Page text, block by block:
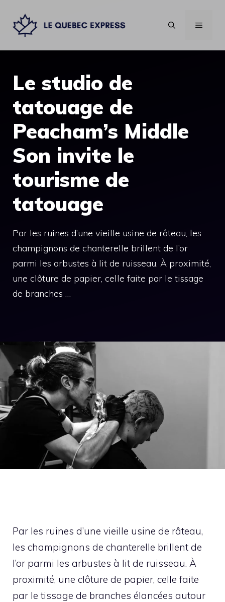
contenu
MENU
Le studio de
tatouage de
Peacham’s Middle
Son invite le
tourisme de
tatouage
Par les ruines d’une vieille usine de râteau, les
champignons de chanterelle brillent de l’or
parmi les arbustes à lit de ruisseau. À proximité,
une clôture de papier, celle faite par le tissage
de branches …
Par les ruines d’une vieille usine de râteau,
les champignons de chanterelle brillent de
l’or parmi les arbustes à lit de ruisseau. À
proximité, une clôture de papier, celle faite
par le tissage de branches élancées autour